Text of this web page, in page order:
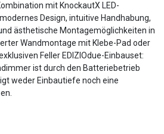
mit KnockautX LED-
Design, intuitive Handhabung,
ästhetische Montagemöglichkeiten in
Wandmontage mit Klebe-Pad oder
Feller EDIZIOdue-Einbauset:
ist durch den Batteriebetrieb
weder Einbautiefe noch eine